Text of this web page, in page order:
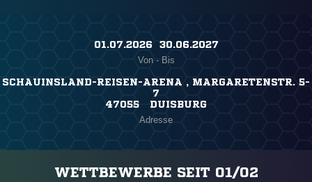
01.07.2026 ​ 30.06.2027
Von - Bis
SCHAUINSLAND-REISEN-ARENA , MARGARETENSTR. 5-
7
47055 DUISBURG
Adresse
WETTBEWERBE SEIT 01/02